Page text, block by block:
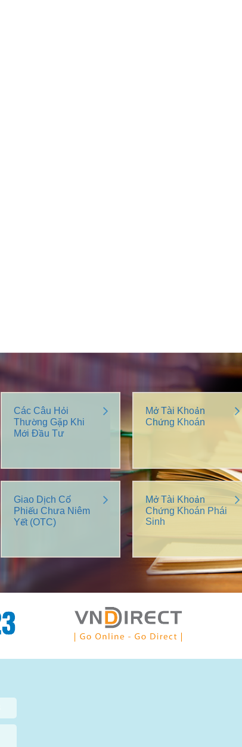
Các Câu Hỏi
Thường Gặp Khi
Mới Đầu Tư
Mở Tài Khoản
Chứng Khoán
Giao Dịch Cổ
Phiếu Chưa Niêm
Yết (OTC)
Mở Tài Khoản
Chứng Khoán Phái
Sinh